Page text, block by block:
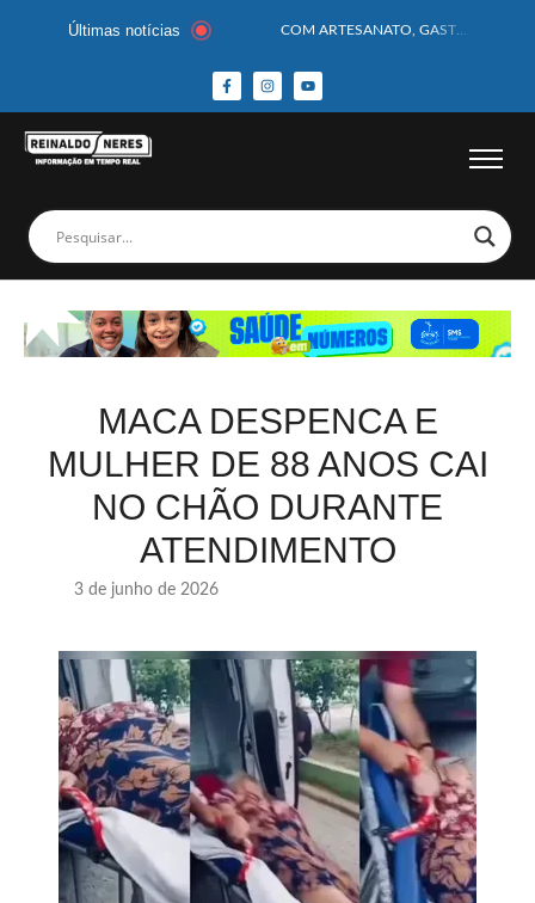
Últimas notícias
HOMEM CAI DE CACHOEIRA DE 40 METROS AO TENTAR FAZER FOTO
CORPOS DAS SEIS VÍTIMAS DE ACIDENTE COM LANCHA SÃO VELADOS; SAIBA COMO FOI
MACA DESPENCA E
MULHER DE 88 ANOS CAI
NO CHÃO DURANTE
ATENDIMENTO
3 de junho de 2026